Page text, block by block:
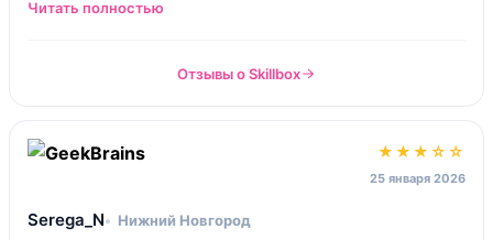
Отзывы о Skillbox
★★★☆☆
25 января 2026
Serega_N
Нижний Новгород